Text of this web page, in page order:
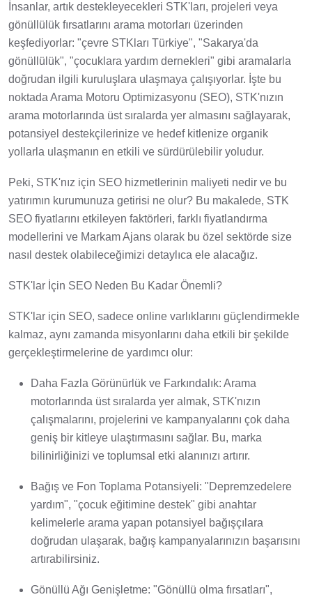
İnsanlar, artık destekleyecekleri STK'ları, projeleri veya
gönüllülük fırsatlarını arama motorları üzerinden
keşfediyorlar: "çevre STKları Türkiye", "Sakarya'da
gönüllülük", "çocuklara yardım dernekleri" gibi aramalarla
doğrudan ilgili kuruluşlara ulaşmaya çalışıyorlar. İşte bu
noktada Arama Motoru Optimizasyonu (SEO), STK'nızın
arama motorlarında üst sıralarda yer almasını sağlayarak,
potansiyel destekçilerinize ve hedef kitlenize organik
yollarla ulaşmanın en etkili ve sürdürülebilir yoludur.
Peki, STK'nız için SEO hizmetlerinin maliyeti nedir ve bu
yatırımın kurumunuza getirisi ne olur? Bu makalede, STK
SEO fiyatlarını etkileyen faktörleri, farklı fiyatlandırma
modellerini ve Markam Ajans olarak bu özel sektörde size
nasıl destek olabileceğimizi detaylıca ele alacağız.
STK'lar İçin SEO Neden Bu Kadar Önemli?
STK'lar için SEO, sadece online varlıklarını güçlendirmekle
kalmaz, aynı zamanda misyonlarını daha etkili bir şekilde
gerçekleştirmelerine de yardımcı olur:
Daha Fazla Görünürlük ve Farkındalık: Arama
motorlarında üst sıralarda yer almak, STK'nızın
çalışmalarını, projelerini ve kampanyalarını çok daha
geniş bir kitleye ulaştırmasını sağlar. Bu, marka
bilinirliğinizi ve toplumsal etki alanınızı artırır.
Bağış ve Fon Toplama Potansiyeli: "Depremzedelere
yardım", "çocuk eğitimine destek" gibi anahtar
kelimelerle arama yapan potansiyel bağışçılara
doğrudan ulaşarak, bağış kampanyalarınızın başarısını
artırabilirsiniz.
Gönüllü Ağı Genişletme: "Gönüllü olma fırsatları",